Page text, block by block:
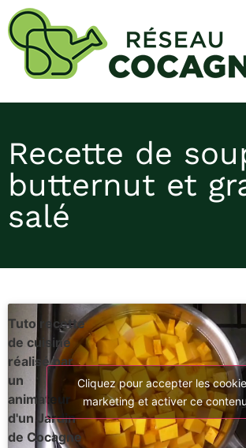
Recette de
butternut et
salé
Tuto recette
de cuisine
réalisé par
un
animateur
d'un Jardin
de Cocagne
Cliquez pour accepter les
marketing et activer ce